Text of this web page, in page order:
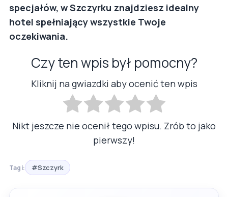
specjałów, w Szczyrku znajdziesz idealny
hotel spełniający wszystkie Twoje
oczekiwania.
Czy ten wpis był pomocny?
Kliknij na gwiazdki aby ocenić ten wpis
Nikt jeszcze nie ocenił tego wpisu. Zrób to jako
pierwszy!
Tagi: #Szczyrk